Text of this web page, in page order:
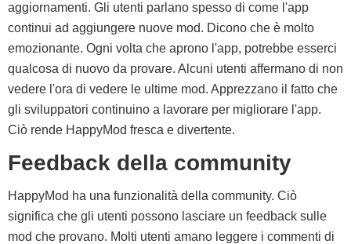
aggiornamenti. Gli utenti parlano spesso di come l'app
continui ad aggiungere nuove mod. Dicono che è molto
emozionante. Ogni volta che aprono l'app, potrebbe esserci
qualcosa di nuovo da provare. Alcuni utenti affermano di non
vedere l'ora di vedere le ultime mod. Apprezzano il fatto che
gli sviluppatori continuino a lavorare per migliorare l'app.
Ciò rende HappyMod fresca e divertente.
Feedback della community
HappyMod ha una funzionalità della community. Ciò
significa che gli utenti possono lasciare un feedback sulle
mod che provano. Molti utenti amano leggere i commenti di